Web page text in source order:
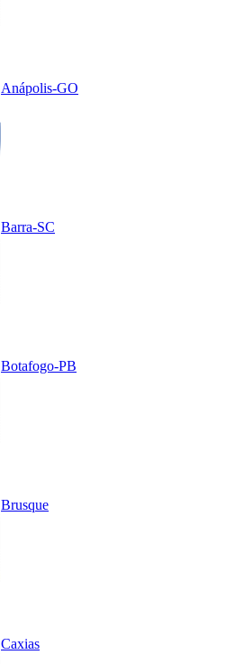
Anápolis-GO
Barra-SC
Botafogo-PB
Brusque
Caxias